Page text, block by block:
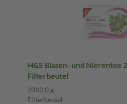
H&S Blasen- und Nierentee
Filterbeutel
20X2.0 g
Filterbeutel